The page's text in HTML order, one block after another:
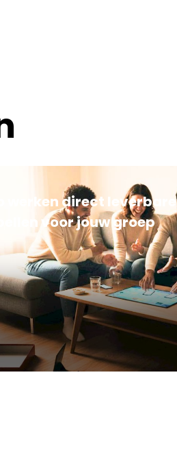
werken direct leverbare
voor jouw groep